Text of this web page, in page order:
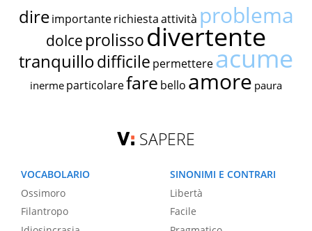
dire importante richiestaattività problema
dolce prolissodivertente
tranquillodifficile permettereacume
inerme particolarefare bello amore paura
SAPERE
VOCABOLARIO
Ossimoro
Filantropo
SINONIMI E CONTRARI
Libertà
Facile